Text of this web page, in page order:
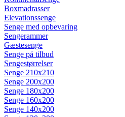
Boxmadrasser
Elevationssenge
Senge med opbevaring
Sengerammer
Gæstesenge
Senge på tilbud
Sengestørrelser
Senge 210x210
Senge 200x200
Senge 180x200
Senge 160x200
Senge 140x200